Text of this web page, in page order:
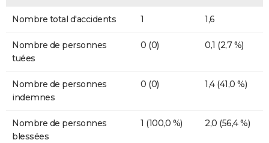
Nombre total d'accidents 1 1,6
Nombre de personnes
tuées
0 (0) 0,1 (2,7 %)
Nombre de personnes
indemnes
0 (0) 1,4 (41,0 %)
Nombre de personnes
blessées
1 (100,0 %) 2,0 (56,4 %)